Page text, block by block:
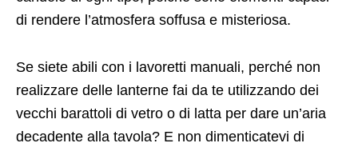
di rendere l’atmosfera soffusa e misteriosa.
Se siete abili con i lavoretti manuali, perché non
realizzare delle lanterne fai da te utilizzando dei
vecchi barattoli di vetro o di latta per dare un’aria
decadente alla tavola? E non dimenticatevi di